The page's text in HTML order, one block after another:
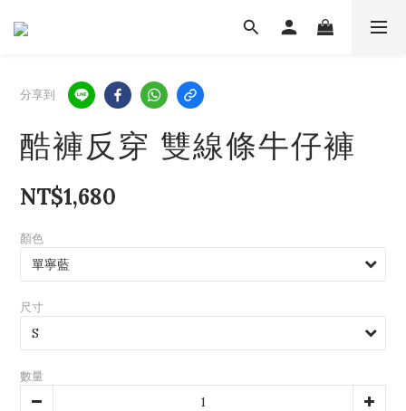
分享到
酷褲反穿 雙線條牛仔褲
NT$1,680
顏色
尺寸
數量